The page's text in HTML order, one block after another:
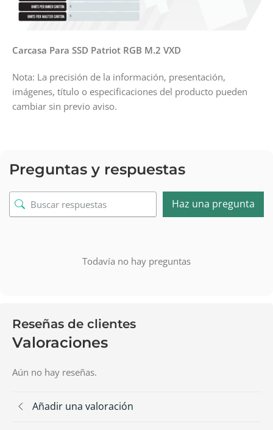
Carcasa Para SSD Patriot RGB M.2 VXD
Nota: La precisión de la información, presentación,
imágenes, título o especificaciones del producto pueden
cambiar sin previo aviso.
Preguntas y respuestas
Haz una pregunta
Todavía no hay preguntas
Reseñas de clientes
Valoraciones
Aún no hay reseñas.
Añadir una valoración